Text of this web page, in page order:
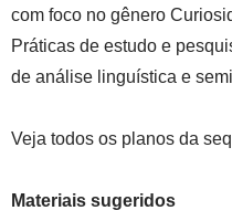
com foco no gênero
Práticas de estudo e
de análise linguística e
Veja todos os planos da
Materiais sugeridos